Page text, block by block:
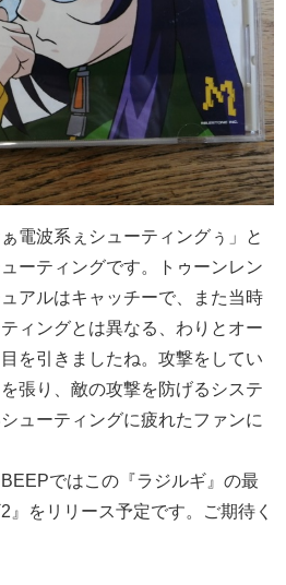
電波系ぇシューティングぅ」と
ーティングです。トゥーンレン
アルはキャッチーで、また当時
ィングとは異なる、わりとオー
を引きましたね。攻撃をしてい
張り、敵の攻撃を防げるシステ
ューティングに疲れたファンに
ではこの『ラジルギ』の最
』をリリース予定です。ご期待く